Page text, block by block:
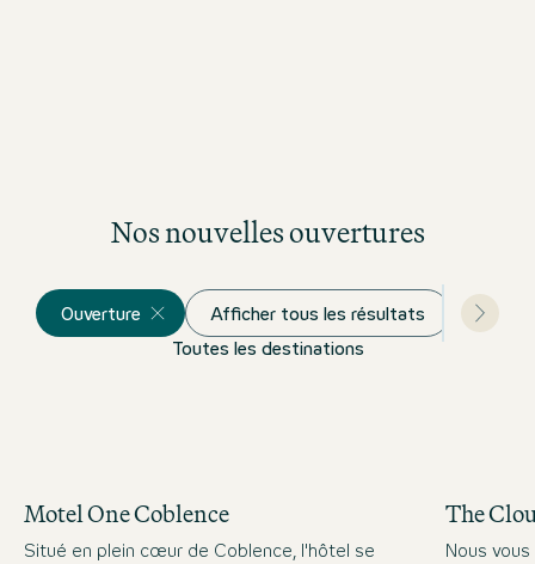
Nos nouvelles ouvertures
Ouverture Afficher tous les résultats
Toutes les destinations
Motel One Coblence
Situé en plein cœur de Coblence, l'hôtel se
The
Nous